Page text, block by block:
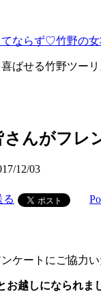
ならず♡竹野の
ばせる竹野ツー
んがフレ
12/03
ケートにご協力
お越しになられま